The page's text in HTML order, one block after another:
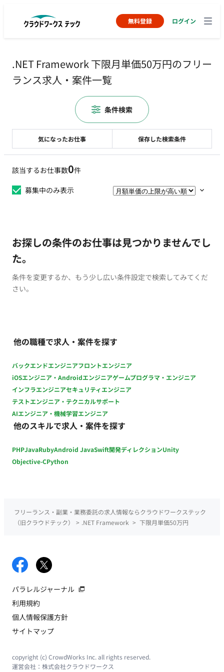
無料登録 ログイン
.NET Framework 下限月単価50万円のフリー
ランス求人・案件一覧
該当するお仕事数0件
募集中のみ表示
お探しの条件のお仕事は見つかりませんでし
た。
条件を変更するか、もう少し広い条件設定で検索してみてくだ
さい。
他の職種で求人・案件を探す
バックエンドエンジニアフロントエンジニア
iOSエンジニア・Androidエンジニアゲームプログラマ・エンジニア
インフラエンジニアセキュリティエンジニア
テストエンジニア・テクニカルサポート
AIエンジニア・機械学習エンジニア
他のスキルで求人・案件を探す
PHPJavaRubyAndroid JavaSwift開発ディレクションUnity
Objective-CPython
気になったお仕事 保存した検索条件
条件検索
フリーランス・副業・業務委託の求人情報ならクラウドワークステック
（旧クラウドテック）
> .NET Framework > 下限月単価50万円
パラレルジャーナル
利用規約
個人情報保護方針
サイトマップ
copyright (c) CrowdWorks Inc. all rights reserved.
運営会社： 株式会社クラウドワークス